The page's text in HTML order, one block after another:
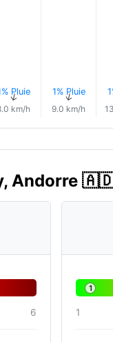
Pluie
↑
km/h
1% Pluie
↑
9.0 km/h
Andorre
6
1
1